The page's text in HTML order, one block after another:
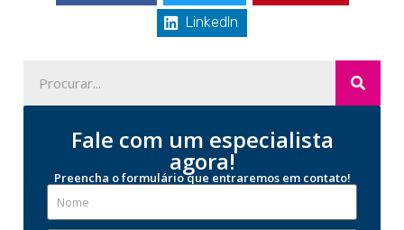
LinkedIn
Fale com um especialista
agora!
Preencha o formulário que entraremos em contato!